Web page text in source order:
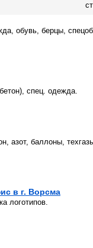
обувь, берцы,
спец. одежда.
азот, баллоны,
в г. Ворсма
логотипов.